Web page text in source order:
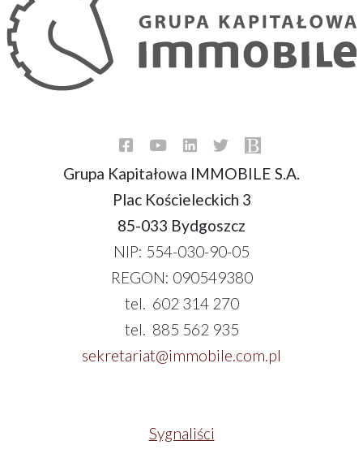
Grupa Kapitałowa IMMOBILE S.A.
Plac Kościeleckich 3
85-033 Bydgoszcz
NIP: 554-030-90-05
REGON: 090549380
tel. 602 314 270
tel. 885 562 935
sekretariat@immobile.com.pl
Sygnaliści